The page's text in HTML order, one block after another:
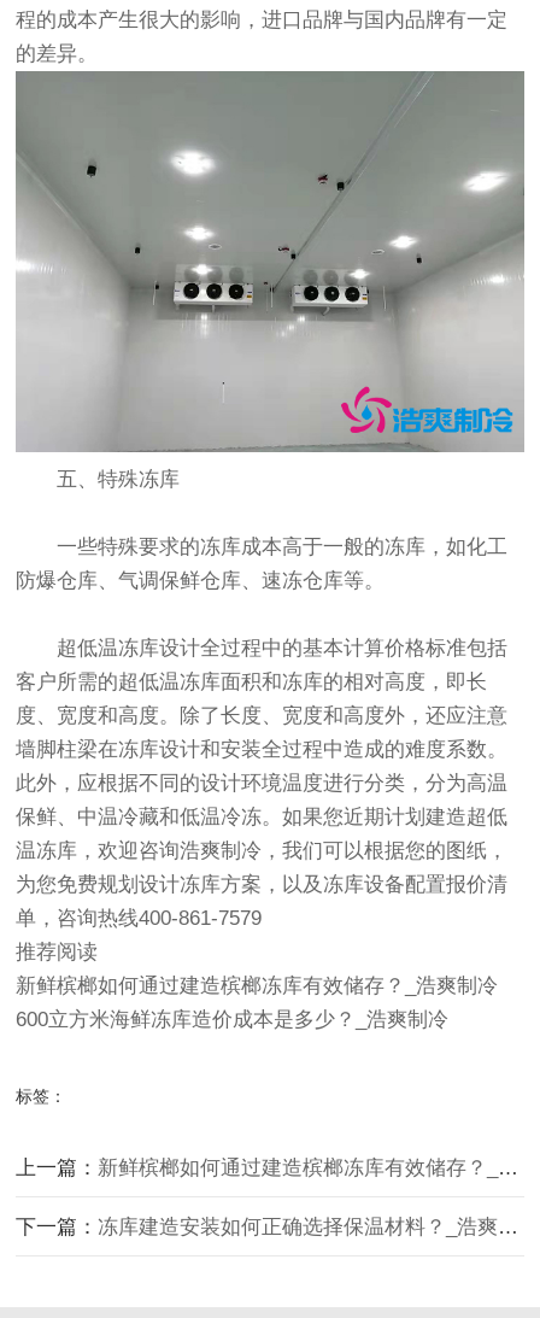
程的成本产生很大的影响，进口品牌与国内品牌有一定
的差异。
五、特殊冻库
一些特殊要求的冻库成本高于一般的冻库，如化工
防爆仓库、气调保鲜仓库、速冻仓库等。
超低温冻库设计全过程中的基本计算价格标准包括
客户所需的超低温冻库面积和冻库的相对高度，即长
度、宽度和高度。除了长度、宽度和高度外，还应注意
墙脚柱梁在冻库设计和安装全过程中造成的难度系数。
此外，应根据不同的设计环境温度进行分类，分为高温
保鲜、中温冷藏和低温冷冻。如果您近期计划建造超低
温冻库，欢迎咨询浩爽制冷，我们可以根据您的图纸，
为您免费规划设计冻库方案，以及冻库设备配置报价清
单，咨询热线400-861-7579
推荐阅读
新鲜槟榔如何通过建造槟榔冻库有效储存？_浩爽制冷
600立方米海鲜冻库造价成本是多少？_浩爽制冷
标签：
上一篇： 新鲜槟榔如何通过建造槟榔冻库有效储存？_浩爽制冷
下一篇：冻库建造安装如何正确选择保温材料？_浩爽制冷